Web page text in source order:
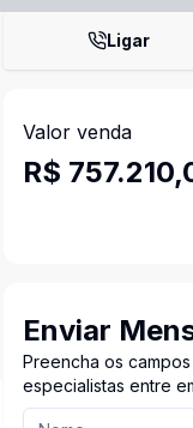
Ligar
Valor venda
R$
Enviar
Preencha os
especialistas entre